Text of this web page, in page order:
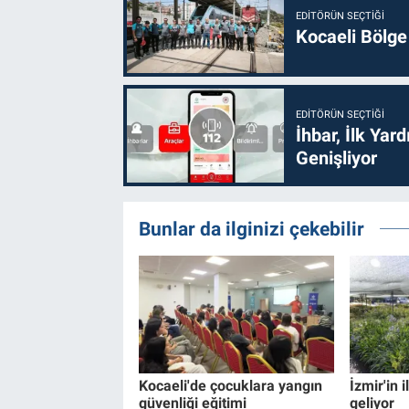
EDITÖRÜN SEÇTIĞI
Kocaeli
EDITÖRÜN SEÇTIĞI
İhbar, İlk
Genişliyor
Bunlar da ilginizi çekebilir
Kocaeli'de çocuklara yangın
güvenliği eğitimi
İzmir'in
geliyor